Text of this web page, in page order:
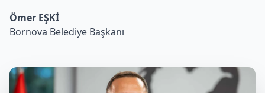
Ömer EŞKİ
Bornova Belediye Başkanı